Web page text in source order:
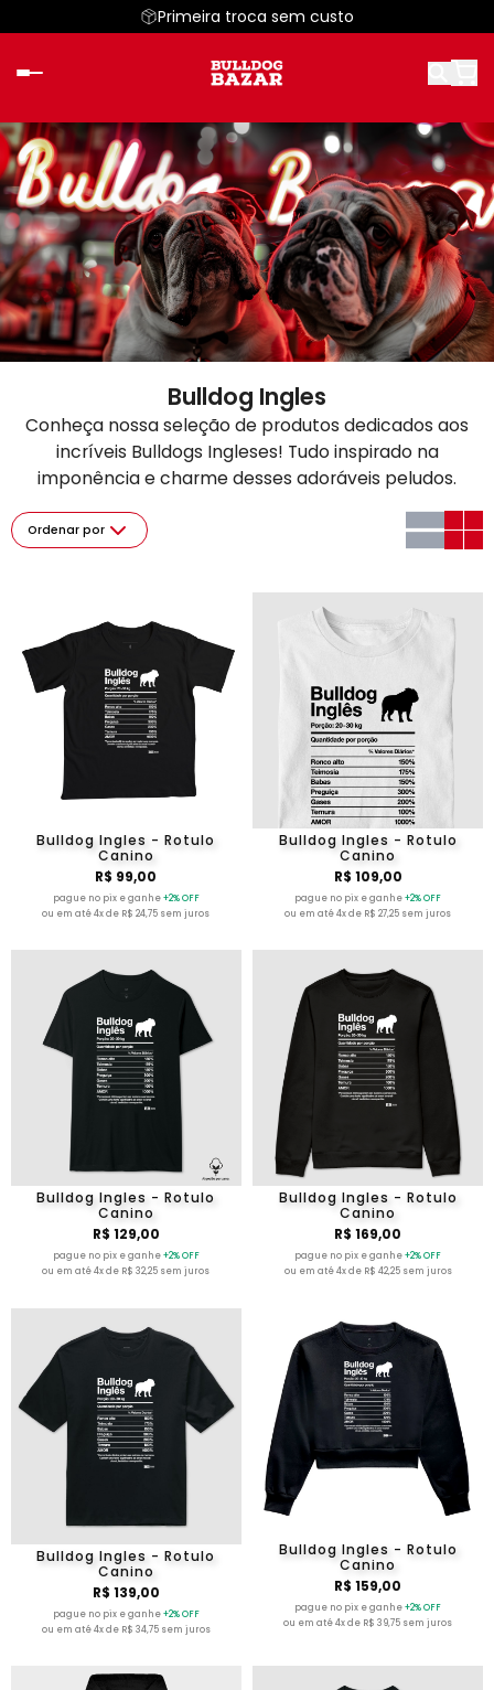
Primeira troca sem custo
Bulldog Ingles
Conheça nossa seleção de produtos dedicados aos
incríveis Bulldogs Ingleses! Tudo inspirado na
imponência e charme desses adoráveis peludos.
Ordenar por
Bulldog Ingles - Rotulo
Canino
R$ 99,00
pague no pix e ganhe+2% OFF
ou em até 4x de R$ 24,75 sem juros
Bulldog Ingles - Rotulo
Canino
R$ 109,00
pague no pix e ganhe+2% OFF
ou em até 4x de R$ 27,25 sem juros
Bulldog Ingles - Rotulo
Canino
R$ 129,00
pague no pix e ganhe+2% OFF
ou em até 4x de R$ 32,25 sem juros
Bulldog Ingles - Rotulo
Canino
R$ 169,00
pague no pix e ganhe+2% OFF
ou em até 4x de R$ 42,25 sem juros
Bulldog Ingles - Rotulo
Canino
R$ 139,00
pague no pix e ganhe+2% OFF
ou em até 4x de R$ 34,75 sem juros
Bulldog Ingles - Rotulo
Canino
R$ 159,00
pague no pix e ganhe+2% OFF
ou em até 4x de R$ 39,75 sem juros